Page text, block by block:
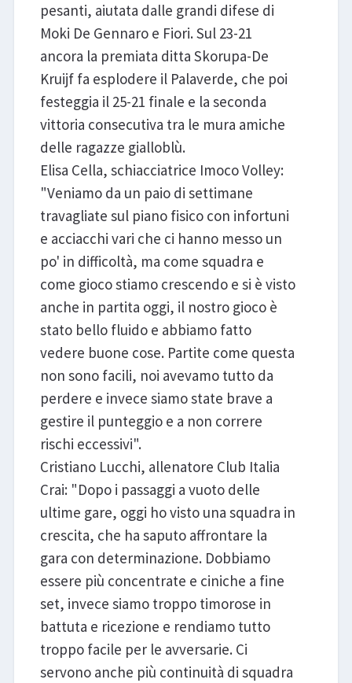
pesanti, aiutata dalle grandi difese di
Moki De Gennaro e Fiori. Sul 23-21
ancora la premiata ditta Skorupa-De
Kruijf fa esplodere il Palaverde, che poi
festeggia il 25-21 finale e la seconda
vittoria consecutiva tra le mura amiche
delle ragazze gialloblù.
Elisa Cella, schiacciatrice Imoco Volley:
"Veniamo da un paio di settimane
travagliate sul piano fisico con infortuni
e acciacchi vari che ci hanno messo un
po' in difficoltà, ma come squadra e
come gioco stiamo crescendo e si è visto
anche in partita oggi, il nostro gioco è
stato bello fluido e abbiamo fatto
vedere buone cose. Partite come questa
non sono facili, noi avevamo tutto da
perdere e invece siamo state brave a
gestire il punteggio e a non correre
rischi eccessivi".
Cristiano Lucchi, allenatore Club Italia
Crai: "Dopo i passaggi a vuoto delle
ultime gare, oggi ho visto una squadra in
crescita, che ha saputo affrontare la
gara con determinazione. Dobbiamo
essere più concentrate e ciniche a fine
set, invece siamo troppo timorose in
battuta e ricezione e rendiamo tutto
troppo facile per le avversarie. Ci
servono anche più continuità di squadra